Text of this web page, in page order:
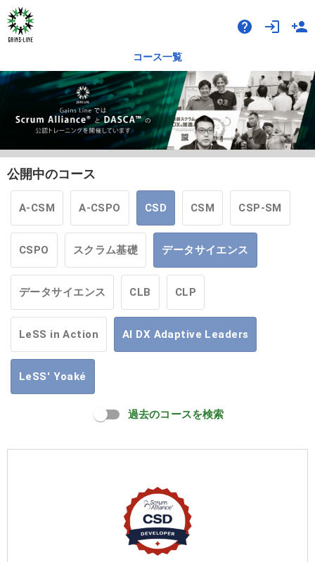
help login person_add
コース一覧
公開中のコース
A-CSM A-CSPO CSD CSM CSP-SM
CSPO スクラム基礎 データサイエンス
データサイエンス CLB CLP
LeSS in Action AI DX Adaptive Leaders
LeSS' Yoaké
過去のコースを検索